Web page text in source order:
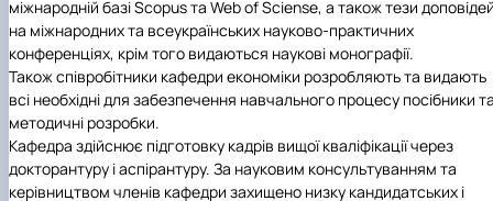
міжнародній базі Scopus та Web of Sciense, а також тези
на міжнародних та всеукраїнських науково-практичних
конференціях, крім того видаються наукові монографії.
Також співробітники кафедри економіки розробляють та видають
всі необхідні для забезпечення навчального процесу посібники
методичні розробки.
Кафедра здійснює підготовку кадрів вищої кваліфікації через
докторантуру і аспірантуру. За науковим консультуванням та
керівництвом членів кафедри захищено низку кандидатських і